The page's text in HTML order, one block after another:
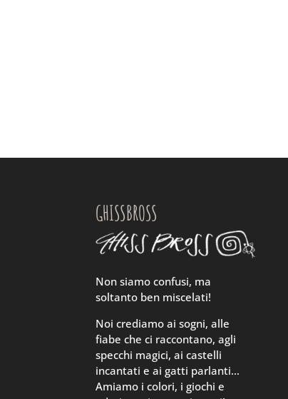
GHISSBROSS
Non siamo confusi, ma
soltanto ben miscelati!
Noi crediamo ai sogni, alle
fiabe che ci raccontano, agli
specchi magici, ai castelli
incantati e ai gatti parlanti…
Amiamo i colori, i giochi e